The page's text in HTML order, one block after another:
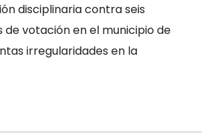
disciplinaria contra seis
votación en el municipio de
irregularidades en la